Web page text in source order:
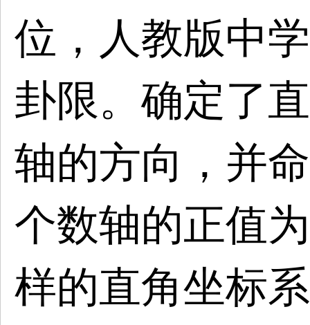
位，人教版中
卦限。确定了
轴的方向，并
个数轴的正值
样的直角坐标